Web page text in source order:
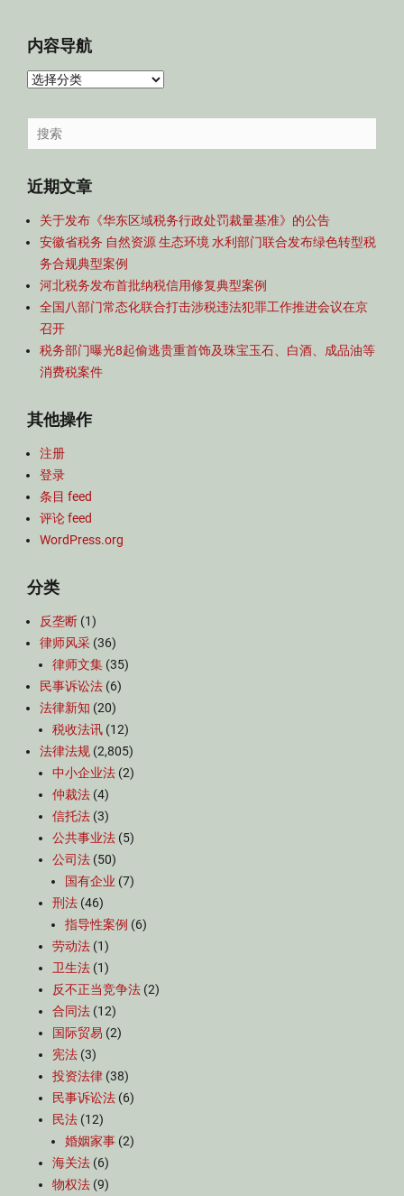
内容导航
内
导
航
Search
for:
近期文章
关于发布《华东区域税务行政处罚裁量基准》的公告
安徽省税务 自然资源 生态环境 水利部门联合发布绿色转型税
务合规典型案例
河北税务发布首批纳税信用修复典型案例
全国八部门常态化联合打击涉税违法犯罪工作推进会议在京
召开
税务部门曝光8起偷逃贵重首饰及珠宝玉石、白酒、成品油等
消费税案件
其他操作
注册
登录
条目 feed
评论 feed
WordPress.org
分类
反垄断 (1)
律师风采 (36)
律师文集 (35)
民事诉讼法 (6)
法律新知 (20)
税收法讯 (12)
法律法规 (2,805)
中小企业法 (2)
仲裁法 (4)
信托法 (3)
公共事业法 (5)
公司法 (50)
国有企业 (7)
刑法 (46)
指导性案例 (6)
劳动法 (1)
卫生法 (1)
反不正当竞争法 (2)
合同法 (12)
国际贸易 (2)
宪法 (3)
投资法律 (38)
民事诉讼法 (6)
民法 (12)
婚姻家事 (2)
海关法 (6)
物权法 (9)